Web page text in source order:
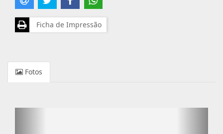
Ficha de Impressão
Fotos